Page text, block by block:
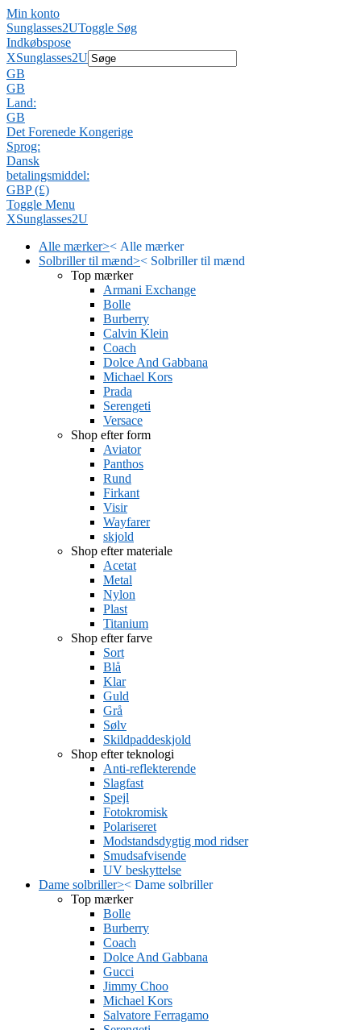
Min konto
Sunglasses2UToggle Søg
Indkøbspose
XSunglasses2U
GB
GB
Land:
GB
Det Forenede Kongerige
Sprog:
Dansk
betalingsmiddel:
GBP (£)
Toggle Menu
XSunglasses2U
Alle mærker>< Alle mærker
Solbriller til mænd>< Solbriller til mænd
Top mærker
Armani Exchange
Bolle
Burberry
Calvin Klein
Coach
Dolce And Gabbana
Michael Kors
Prada
Serengeti
Versace
Shop efter form
Aviator
Panthos
Rund
Firkant
Visir
Wayfarer
skjold
Shop efter materiale
Acetat
Metal
Nylon
Plast
Titanium
Shop efter farve
Sort
Blå
Klar
Guld
Grå
Sølv
Skildpaddeskjold
Shop efter teknologi
Anti-reflekterende
Slagfast
Spejl
Fotokromisk
Polariseret
Modstandsdygtig mod ridser
Smudsafvisende
UV beskyttelse
Dame solbriller>< Dame solbriller
Top mærker
Bolle
Burberry
Coach
Dolce And Gabbana
Gucci
Jimmy Choo
Michael Kors
Salvatore Ferragamo